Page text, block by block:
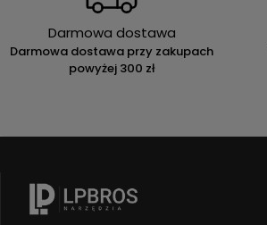
Darmowa dostawa
Darmowa dostawa przy zakupach
powyżej 300 zł